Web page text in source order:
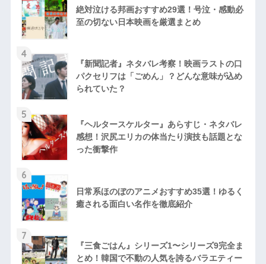
絶対泣ける邦画おすすめ29選！号泣・感動必
至の切ない日本映画を厳選まとめ
4
『新聞記者』ネタバレ考察！映画ラストの口
パクセリフは「ごめん」？どんな意味が込め
られていた？
5
『ヘルタースケルター』あらすじ・ネタバレ
感想！沢尻エリカの体当たり演技も話題とな
った衝撃作
6
日常系ほのぼのアニメおすすめ35選！ゆるく
癒される面白い名作を徹底紹介
7
『三食ごはん』シリーズ1〜シリーズ9完全ま
とめ！韓国で不動の人気を誇るバラエティー